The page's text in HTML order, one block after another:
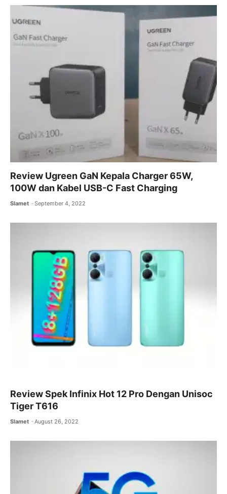
Review Ugreen GaN Kepala Charger 65W,
100W dan Kabel USB-C Fast Charging
Slamet September 4, 2022
Review Spek Infinix Hot 12 Pro Dengan Unisoc
Tiger T616
Slamet August 26, 2022